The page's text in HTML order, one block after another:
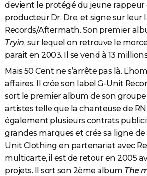
devient le protégé du jeune rappeur
producteur Dr. Dre, et signe sur leur
Records/Aftermath. Son premier
Tryin, sur lequel on retrouve le
parait en 2003. Il se vend à 13
Mais 50 Cent ne s’arrête pas là.
affaires. Il crée son label G-Unit
sort le premier album de son
artistes telle que la chanteuse de
également plusieurs contrats
grandes marques et crée sa ligne de
Unit Clothing en partenariat avec
multicarte, il est de retour en 2005
projets. Il sort son 2ème album The